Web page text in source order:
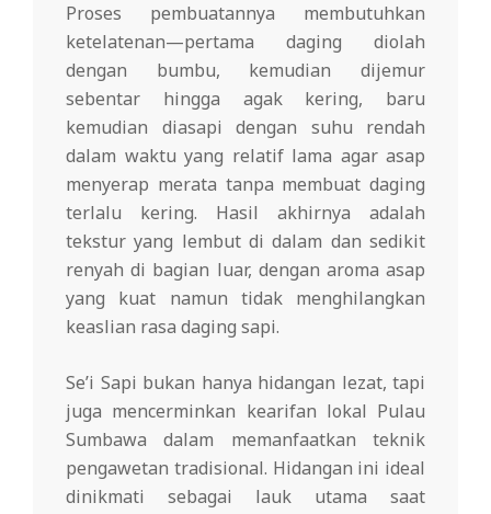
Proses pembuatannya membutuhkan
ketelatenan—pertama daging diolah
dengan bumbu, kemudian dijemur
sebentar hingga agak kering, baru
kemudian diasapi dengan suhu rendah
dalam waktu yang relatif lama agar asap
menyerap merata tanpa membuat daging
terlalu kering. Hasil akhirnya adalah
tekstur yang lembut di dalam dan sedikit
renyah di bagian luar, dengan aroma asap
yang kuat namun tidak menghilangkan
keaslian rasa daging sapi.
Se’i Sapi bukan hanya hidangan lezat, tapi
juga mencerminkan kearifan lokal Pulau
Sumbawa dalam memanfaatkan teknik
pengawetan tradisional. Hidangan ini ideal
dinikmati sebagai lauk utama saat